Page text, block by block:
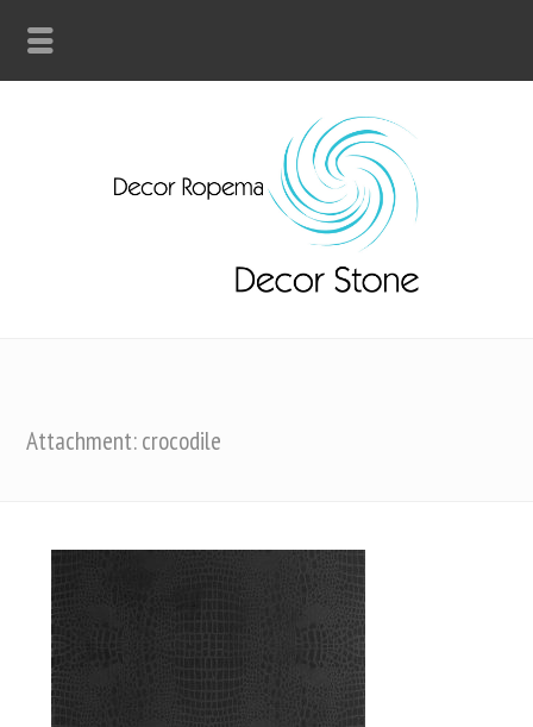
Attachment: crocodile